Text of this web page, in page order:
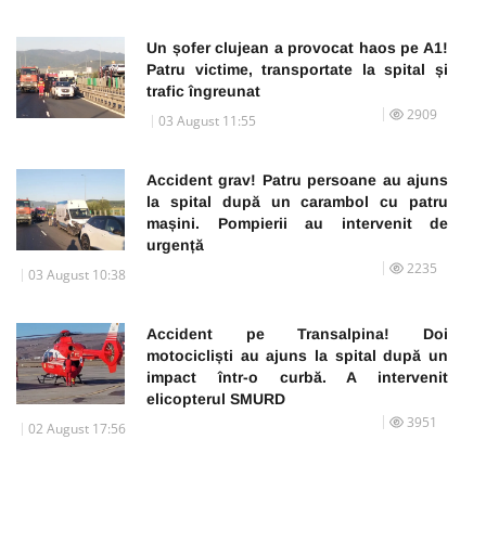
Un șofer clujean a provocat haos pe A1!
Patru victime, transportate la spital și
trafic îngreunat
03 August 11:55 2909
Accident grav! Patru persoane au ajuns
la spital după un carambol cu patru
mașini. Pompierii au intervenit de
urgență
03 August 10:38 2235
Accident pe Transalpina! Doi
motocicliști au ajuns la spital după un
impact într-o curbă. A intervenit
elicopterul SMURD
02 August 17:56 3951